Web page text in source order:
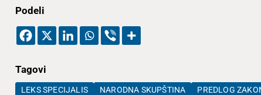
Podeli
Tagovi
LEKS SPECIJALIS NARODNA SKUPŠTINA PREDLOG